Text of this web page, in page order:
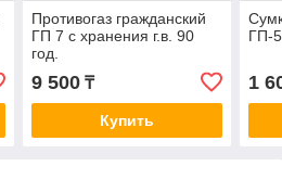
Противогаз гражданский
ГП 7 с хранения г.в. 90
год.
9 500₸
Купить
ГП-5
1